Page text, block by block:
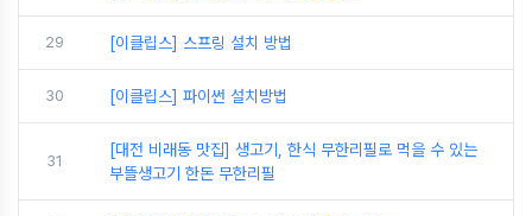
29 [이클립스] 스프링 설치 방법
30 [이클립스] 파이썬 설치방법
31
[대전 비래동 맛집] 생고기, 한식 무한리필로 먹을 수 있는
부뜰생고기 한돈 무한리필